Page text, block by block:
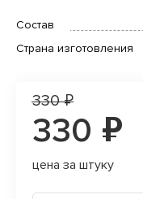
Состав
Страна изготовления
330 ₽
330 ₽
цена за штуку